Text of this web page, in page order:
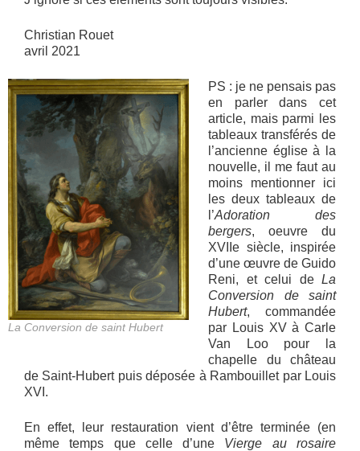
Christian Rouet
avril 2021
La Conversion de saint Hubert
PS : je ne pensais pas
en parler dans cet
article, mais parmi les
tableaux transférés de
l’ancienne église à la
nouvelle, il me faut au
moins mentionner ici
les deux tableaux de
l’Adoration des
bergers, oeuvre du
XVIIe siècle, inspirée
d’une œuvre de Guido
Reni, et celui de La
Conversion de saint
Hubert, commandée
par Louis XV à Carle
Van Loo pour la
chapelle du château
de Saint-Hubert puis déposée à Rambouillet par Louis
XVI.
En effet, leur restauration vient d’être terminée (en
même temps que celle d’une Vierge au rosaire